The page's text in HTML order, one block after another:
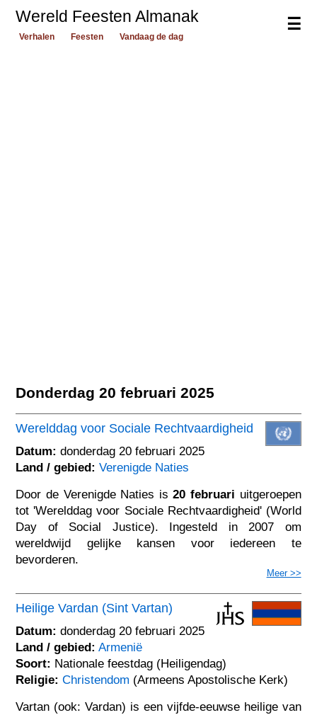
☰
Wereld Feesten Almanak
Verhalen Feesten Vandaag de dag
Donderdag 20 februari 2025
Werelddag voor Sociale Rechtvaardigheid
Datum: donderdag 20 februari 2025
Land / gebied: Verenigde Naties
Door de Verenigde Naties is20 februari uitgeroepen
tot 'Werelddag voor Sociale Rechtvaardigheid' (World
Day of Social Justice). Ingesteld in 2007 om
wereldwijd gelijke kansen voor iedereen te
bevorderen.
Meer >>
Heilige Vardan (Sint Vartan)
Datum: donderdag 20 februari 2025
Land / gebied: Armenië
Soort: Nationale feestdag (Heiligendag)
Religie: Christendom (Armeens Apostolische Kerk)
Vartan (ook: Vardan) is een vijfde-eeuwse heilige van